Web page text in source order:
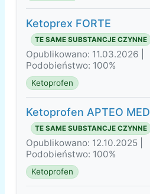
Ketoprex FORTE
TE SAME SUBSTANCJE CZYNNE
Opublikowano: 11.03.2026 |
Podobieństwo: 100%
Ketoprofen
Ketoprofen APTEO MED
TE SAME SUBSTANCJE CZYNNE
Opublikowano: 12.10.2025 |
Podobieństwo: 100%
Ketoprofen